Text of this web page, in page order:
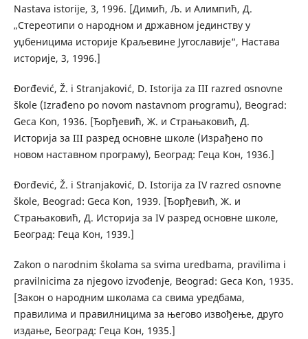
Nastava istorije, 3, 1996. [Димић, Љ. и Алимпић, Д.
„Стереотипи о народном и државном јединству у
уџбеницима историје Краљевине Југославије“, Настава
историје, 3, 1996.]
Đorđević, Ž. i Stranjaković, D. Istorija za III razred osnovne
škole (Izrađeno po novom nastavnom programu), Beograd:
Geca Kon, 1936. [Ђорђевић, Ж. и Страњаковић, Д.
Историја за III разред основнe школe (Израђено по
новом наставном програму), Београд: Геца Кон, 1936.]
Đorđević, Ž. i Stranjaković, D. Istorija za IV razred osnovne
škole, Beograd: Geca Kon, 1939. [Ђорђевић, Ж. и
Страњаковић, Д. Историја за IV разред основнe школe,
Београд: Геца Кон, 1939.]
Zakon o narodnim školama sa svima uredbama, pravilima i
pravilnicima za njegovo izvođenje, Beograd: Geca Kon, 1935.
[Закон о народним школама са свима уредбама,
правилима и правилницима за његово извођење, друго
издање, Београд: Геца Кон, 1935.]